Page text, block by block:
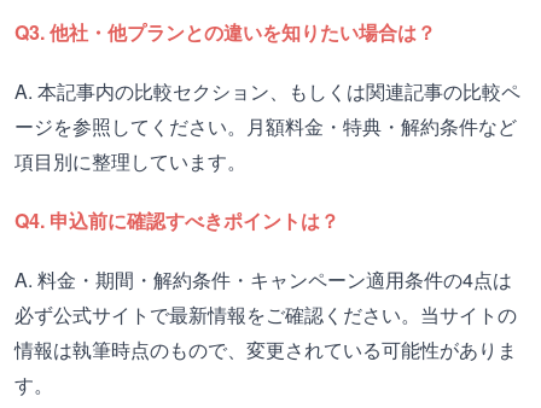
Q3. 他社・他プランとの違いを知りたい場合は？
A. 本記事内の比較セクション、もしくは関連記事の比較ペ
ージを参照してください。月額料金・特典・解約条件など
項目別に整理しています。
Q4. 申込前に確認すべきポイントは？
A. 料金・期間・解約条件・キャンペーン適用条件の4点は
必ず公式サイトで最新情報をご確認ください。当サイトの
情報は執筆時点のもので、変更されている可能性がありま
す。